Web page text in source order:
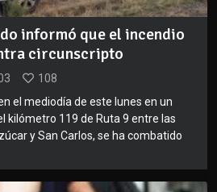
informó que el incendio
circunscripto
108
el mediodía de este lunes en un
kilómetro 119 de Ruta 9 entre las
y San Carlos, se ha combatido